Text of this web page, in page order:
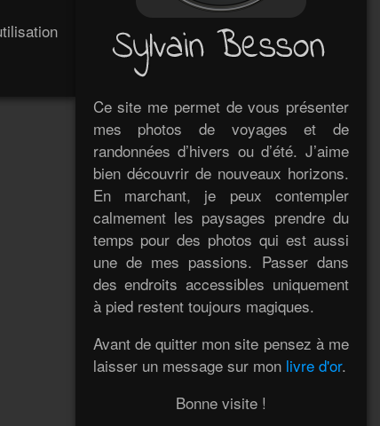
Ce site me permet de vous présenter
mes photos de voyages et de
randonnées d’hivers ou d’été. J’aime
bien découvrir de nouveaux horizons.
En marchant, je peux contempler
calmement les paysages prendre du
temps pour des photos qui est aussi
une de mes passions. Passer dans
des endroits accessibles uniquement
à pied restent toujours magiques.
Avant de quitter mon site pensez à me
laisser un message sur mon livre d'or.
Bonne visite !